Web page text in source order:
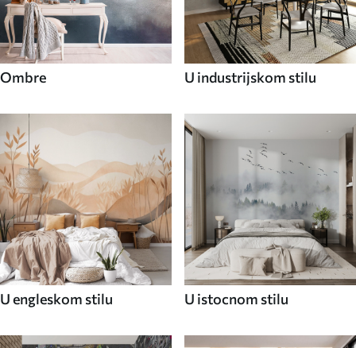
Ombre U industrijskom stilu
U engleskom stilu U istocnom stilu